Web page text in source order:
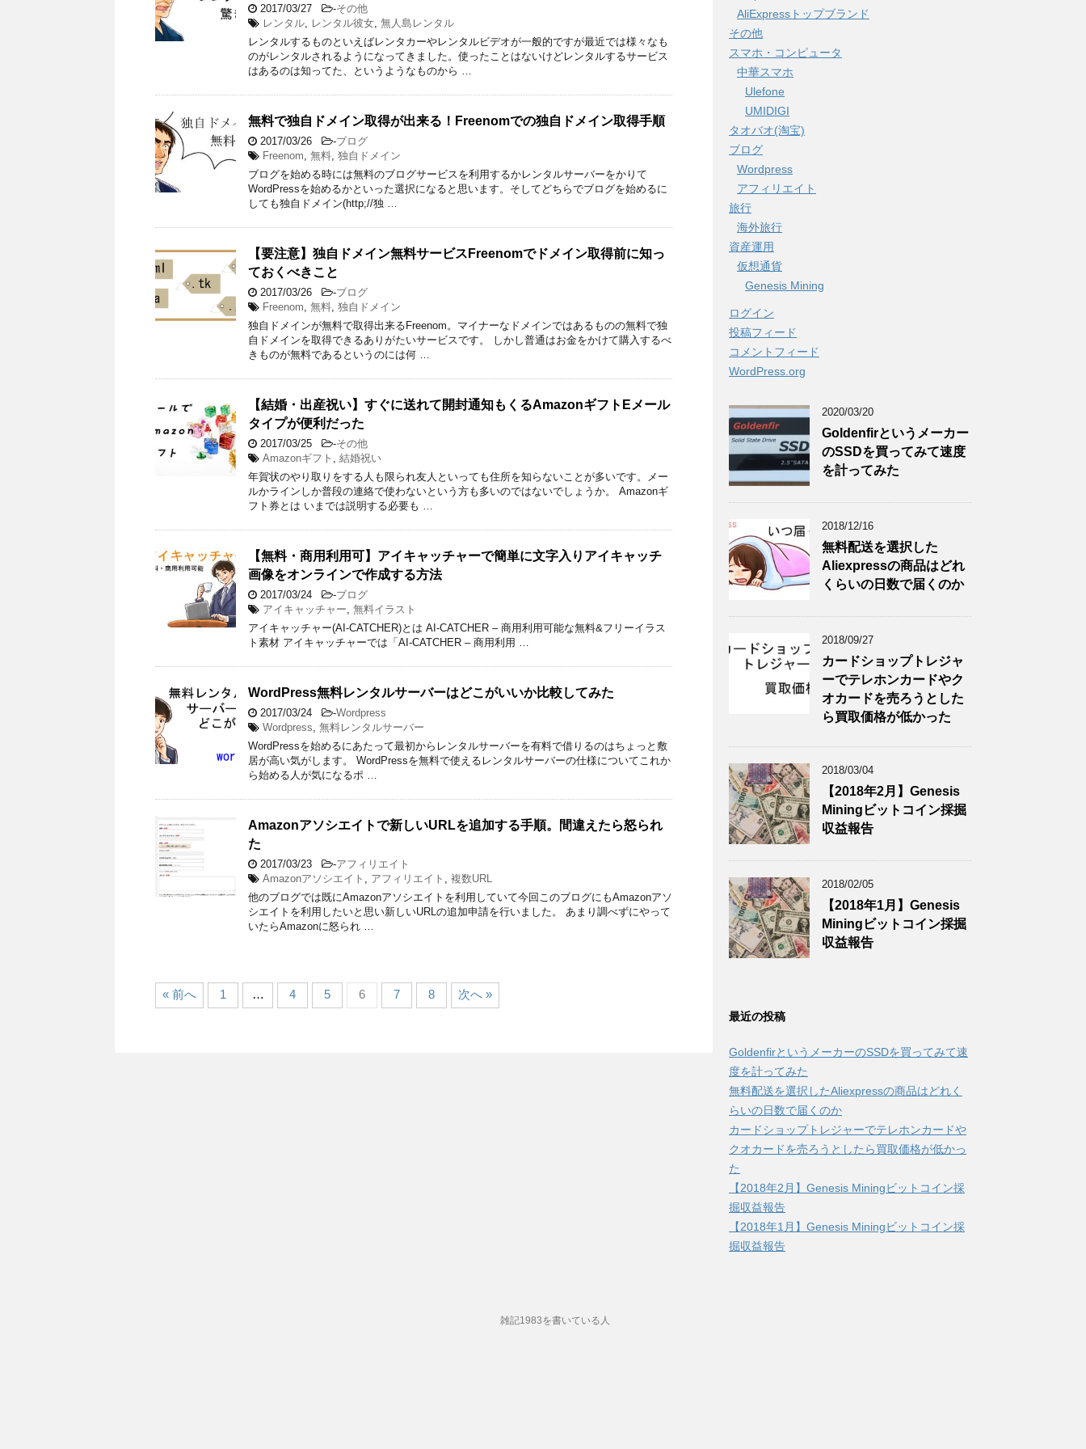
2017/03/27 -その他
レンタル, レンタル彼女, 無人島レンタル
レンタルするものといえばレンタカーやレンタルビデオが一般的ですが最近では様々なも
のがレンタルされるようになってきました。使ったことはないけどレンタルするサービス
はあるのは知ってた、というようなものから …
無料で独自ドメイン取得が出来る！Freenomでの独自ドメイン取得手順
2017/03/26 -ブログ
Freenom, 無料, 独自ドメイン
ブログを始める時には無料のブログサービスを利用するかレンタルサーバーをかりて
WordPressを始めるかといった選択になると思います。そしてどちらでブログを始めるに
しても独自ドメイン(http;//独 …
【要注意】独自ドメイン無料サービスFreenomでドメイン取得前に知っ
ておくべきこと
2017/03/26 -ブログ
Freenom, 無料, 独自ドメイン
独自ドメインが無料で取得出来るFreenom。マイナーなドメインではあるものの無料で独
自ドメインを取得できるありがたいサービスです。 しかし普通はお金をかけて購入するべ
きものが無料であるというのには何 …
【結婚・出産祝い】すぐに送れて開封通知もくるAmazonギフトEメール
タイプが便利だった
2017/03/25 -その他
Amazonギフト , 結婚祝い
年賀状のやり取りをする人も限られ友人といっても住所を知らないことが多いです。メー
ルかラインしか普段の連絡で使わないという方も多いのではないでしょうか。 Amazonギ
フト券とは いまでは説明する必要も …
【無料・商用利用可】アイキャッチャーで簡単に文字入りアイキャッチ
画像をオンラインで作成する方法
2017/03/24 -ブログ
アイキャッチャー, 無料イラスト
アイキャッチャー(AI-CATCHER)とは AI-CATCHER – 商用利用可能な無料&フリーイラス
ト素材 アイキャッチャーでは「AI-CATCHER – 商用利用 …
WordPress無料レンタルサーバーはどこがいいか比較してみた
2017/03/24 -Wordpress
Wordpress, 無料レンタルサーバー
WordPressを始めるにあたって最初からレンタルサーバーを有料で借りるのはちょっと敷
居が高い気がします。 WordPressを無料で使えるレンタルサーバーの仕様についてこれか
ら始める人が気になるポ …
Amazonアソシエイトで新しいURLを追加する手順。間違えたら怒られ
た
2017/03/23 -アフィリエイト
Amazonアソシエイト , アフィリエイト , 複数URL
他のブログでは既にAmazonアソシエイトを利用していて今回このブログにもAmazonアソ
シエイトを利用したいと思い新しいURLの追加申請を行いました。 あまり調べずにやって
いたらAmazonに怒られ …
« 前へ 1 … 4 5 6 7 8 次へ »
イ
ブ
AliExpressトップブランド
その他
スマホ・コンピュータ
中華スマホ
Ulefone
UMIDIGI
タオバオ(淘宝)
ブログ
Wordpress
アフィリエイト
旅行
海外旅行
資産運用
仮想通貨
Genesis Mining
ログイン
投稿フィード
コメントフィード
WordPress.org
2020/03/20
Goldenfirというメーカー
のSSDを買ってみて速度
を計ってみた
2018/12/16
無料配送を選択した
Aliexpressの商品はどれ
くらいの日数で届くのか
2018/09/27
カードショップトレジャ
ーでテレホンカードやク
オカードを売ろうとした
ら買取価格が低かった
2018/03/04
【2018年2月】Genesis
Miningビットコイン採掘
収益報告
2018/02/05
【2018年1月】Genesis
Miningビットコイン採掘
収益報告
最近の投稿
GoldenfirというメーカーのSSDを買ってみて速
度を計ってみた
無料配送を選択したAliexpressの商品はどれく
らいの日数で届くのか
カードショップトレジャーでテレホンカードや
クオカードを売ろうとしたら買取価格が低かっ
た
【2018年2月】Genesis Miningビットコイン採
掘収益報告
【2018年1月】Genesis Miningビットコイン採
掘収益報告
雑記1983を書いている人